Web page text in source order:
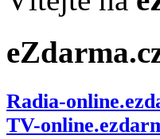
Radia-
TV-